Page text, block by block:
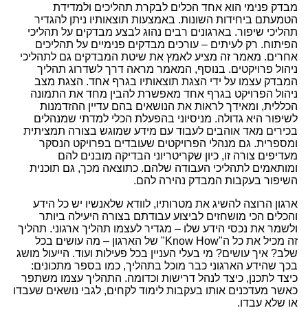
מבדק פנימי הוא אחד הכלים לבקרת תהליכים ולמדידת
הטמעתם ביחידות השונות. באמצעות תוצאותיו ניתן להגדיר
תהליכי שיפור. בארגונים רבים נהוג לבצע מבדקים על תהליכי
הפיתוח. רק לעיתים – עורכים מבדקים פנימיים על תהליכים
אחרים. מאמר זה מציע לאמץ את שיטת המבדקים גם לתהליכי
ניהול פרויקטים. בנוסף, המאמר מראה דרך לשדרוג תהליך
המבדק עצמו על ידי הצגת תוצאותיו בגרף אחד. הצגת מצב
ניהול הפרויקט בגרף אחד מאפשרת להבין מחד את התמונה
הכללית, ומאידך לראות את הנושאים בהם עדיין ההזדמנות
לשיפור היא גדולה. מניסיוני בהפעלת הכלי למדתי שמנהלים
בכירים מאד אוהבים לעבוד עם מידע שמוגש בצורה תמציתית
ומספרית. גם מנהלי הפרויקטים שעובדים בפרויקט הנסקר
מעדיפים צורה זו, כיון שקריטריוני הבדיקה מובנים להם
ומותאמים לתהליכי העבודה שלהם. כתוצאה מכך, גם תוכנית
השיפור בעקבות המבדק נהירה להם.
ארגון הרוצה להשיג את מטרותיו, לוודא שלאנשיו יש כל הידע
והכלים הכי מושחזים לביצוע עבודתם בצורה היעילה ביותר
ולשמר את נכסי הידע שלו – מגדיר לעצמו תהליך ארגוני. תהליך
זה מכיל את כל ה"Know How" של הארגון – מה עושים בכל
שלב? איך עושים? מי בעלי העניין בכל פעילות ועוד. הייעול מושג
בכך שהידע הארגוני כבר מוכל בתהליך, כמו בספר מתכונים:
כיצד לתכנן, כיצד לנהל דרישות וכדומה. התהליך עצמו משתפר
כאשר מעדכנים אותו בעקבות לימוד לקחים, לגבי נושאים שעבדו
או שלא עבדו.